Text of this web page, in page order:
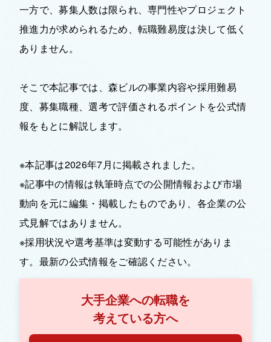
一方で、募集人数は限られ、専門性やプロジェクト
推進力が求められるため、転職難易度は決して低く
ありません。
そこで本記事では、森ビルの事業内容や採用難易
度、募集職種、選考で評価されるポイントを公式情
報をもとに解説します。
※本記事は2026年7月に掲載されました。
※記事中の情報は執筆時点での公開情報および市場
動向を元に編集・掲載したものであり、各企業の公
式見解ではありません。
※採用状況や選考基準は変動する可能性がありま
す。最新の公式情報をご確認ください。
大手企業への転職を
考えている方へ